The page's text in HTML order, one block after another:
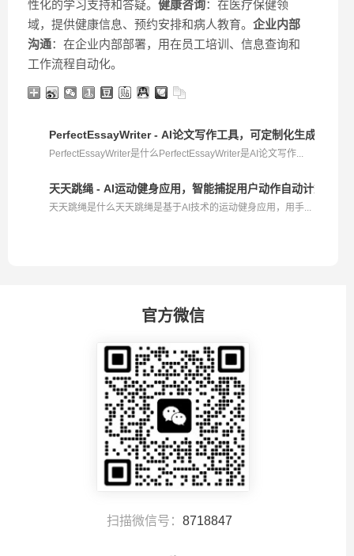
性化的学习支持和答疑。 健康咨询：在医疗保健领
域，提供健康信息、预约安排和病人教育。 企业内部
沟通：在企业内部部署，用在员工培训、信息查询和
工作流程自动化。
PerfectEssayWriter - AI论文写作工具，可定制化生成结构清
PerfectEssayWriter是什么PerfectEssayWriter是AI论文写作...
天天跳绳 - AI运动健身应用，智能捕捉用户动作自动计数和监
天天跳绳是什么天天跳绳是基于AI技术的运动健身应用，用手...
官方微信
扫描微信号： 8718847